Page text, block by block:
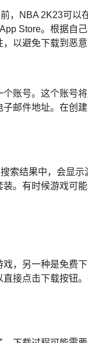
，NBA 2K23可以
Store。根据自
以避免下载到恶意
账号。这个账号
邮件地址。在创
索结果中，会显
。有时候游戏可
，另一种是免费
接点击下载按钮